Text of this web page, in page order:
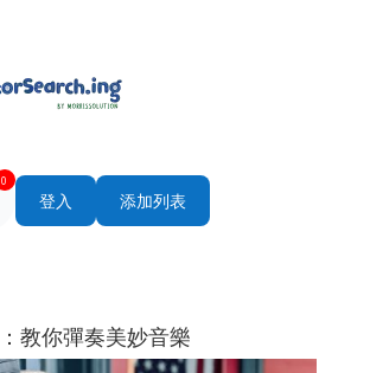
0
登入 添加列表
教你彈奏美妙音樂